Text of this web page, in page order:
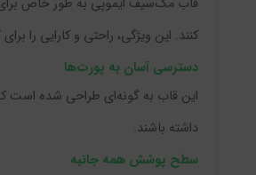
کنند. این ویژگی، راحتی و کارایی را برای
دسترسی آسان به پورت‌ها
این قاب به گونه‌ای طراحی شده است که
داشته باشند.
سطح پوشش همه جانبه